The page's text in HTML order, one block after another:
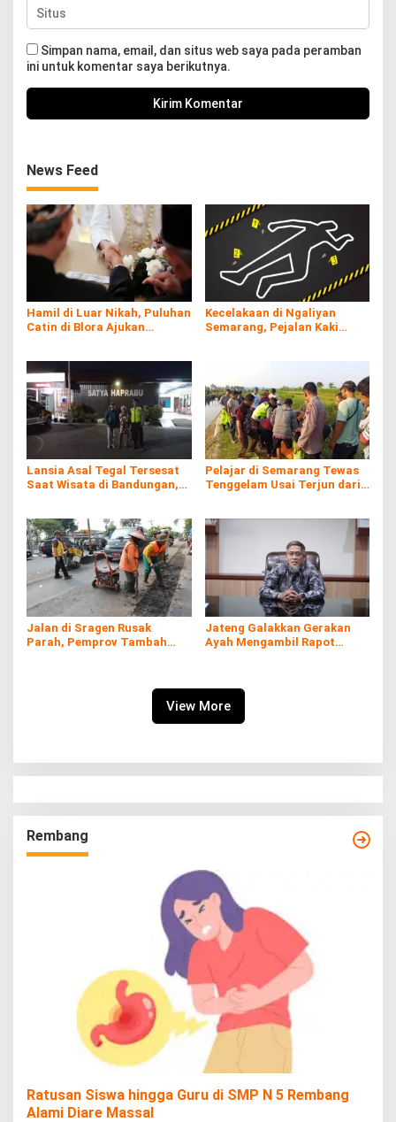
Simpan nama, email, dan situs web saya pada peramban
ini untuk komentar saya berikutnya.
News Feed
Hamil di Luar Nikah, Puluhan
Catin di Blora Ajukan
Kecelakaan di Ngaliyan
Semarang, Pejalan Kaki
Lansia Asal Tegal Tersesat
Saat Wisata di Bandungan,
Pelajar di Semarang Tewas
Tenggelam Usai Terjun dari
Jalan di Sragen Rusak
Parah, Pemprov Tambah
Jateng Galakkan Gerakan
Ayah Mengambil Rapot
View More
Rembang
Ratusan Siswa hingga Guru di SMP N 5 Rembang
Alami Diare Massal